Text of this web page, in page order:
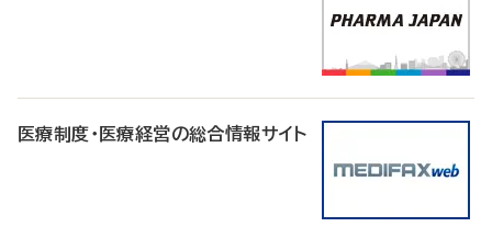
医療制度・医療経営の総合情報サイト